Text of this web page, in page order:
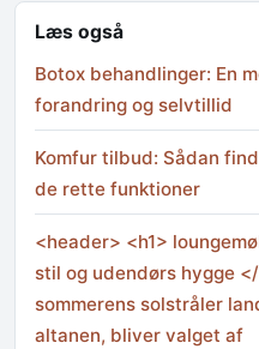
Læs også
Botox behandlinger: En
forandring og selvtillid
Komfur tilbud: Sådan
de rette funktioner
<header> <h1>
stil og udendørs hygge
sommerens solstråler
altanen, bliver valget af